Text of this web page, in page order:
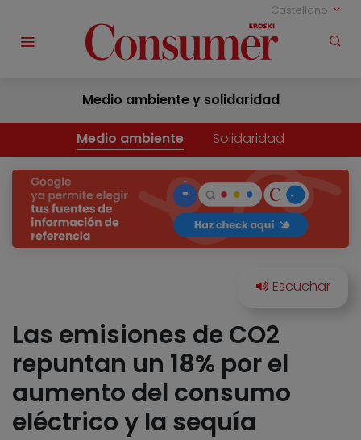
Castellano
Medio ambiente y solidaridad
Medio ambiente Solidaridad
Las emisiones de CO2
repuntan un 18% por el
aumento del consumo
eléctrico y la sequía